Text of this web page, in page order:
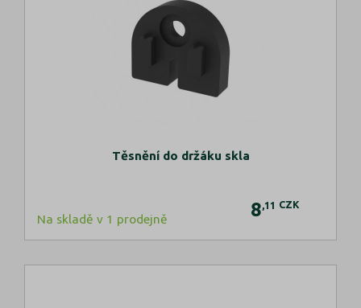
Těsnění do držáku skla
Na skladě v 1 prodejně 8 ,11 CZK